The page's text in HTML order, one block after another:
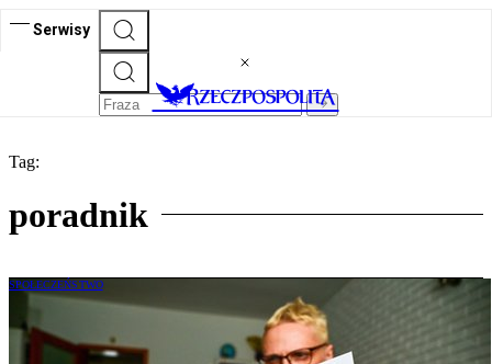
Serwisy
Tag:
poradnik
SPOŁECZEŃSTWO
Sondaż „Rzeczpospolitej”. Kto już pakuje
plecak ewakuacyjny?